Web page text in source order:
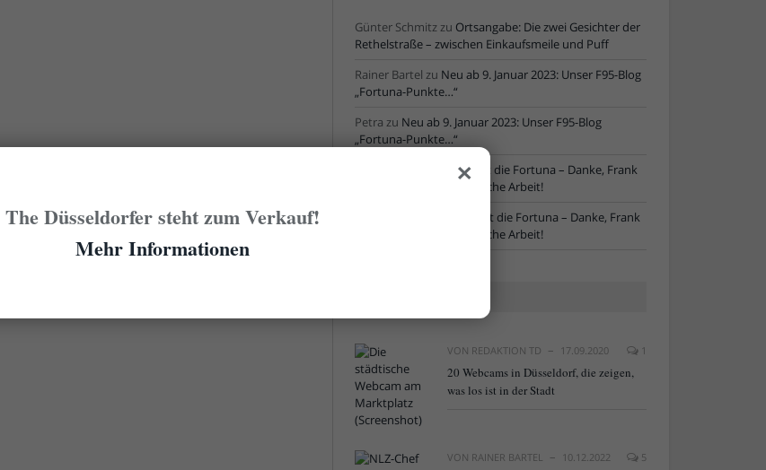
Günter Schmitzzu Ortsangabe: Die zwei Gesichter der
Rethelstraße – zwischen Einkaufsmeile und Puff
Rainer Bartel zu Neu ab 9. Januar 2023: Unser F95-Blog
„Fortuna-Punkte…“
Petra zu Neu ab 9. Januar 2023: Unser F95-Blog
„Fortuna-Punkte…“
NLZ-Chef verlässt die Fortuna – Danke, Frank
Schaefer, für die erfolgreiche Arbeit!
NLZ-Chef verlässt die Fortuna – Danke, Frank
Schaefer, für die erfolgreiche Arbeit!
VON REDAKTION TD 17.09.2020 1
20 Webcams in Düsseldorf, die zeigen,
was los ist in der Stadt
VON RAINER BARTEL 10.12.2022 5
×
The Düsseldorfer steht zum Verkauf!
Mehr Informationen